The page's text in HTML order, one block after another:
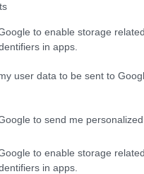
to enable storage
in apps.
user data to be sent to
to send me personalized
to enable storage
in apps.